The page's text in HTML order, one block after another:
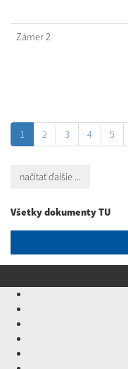
Zámer 2
1 2 3 4 5
načítať ďalšie ...
Všetky dokumenty TU